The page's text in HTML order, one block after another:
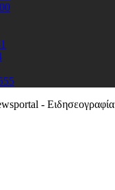
- Ειδησεογραφία